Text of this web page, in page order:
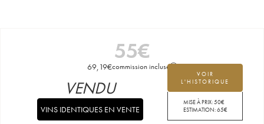
55€
69,19€commission incluse
VOIR
L'HISTORIQUE
MISE À PRIX:50€
ESTIMATION:65€
VENDU
VINS IDENTIQUES EN VENTE